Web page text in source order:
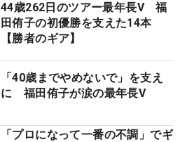
44歳262日のツアー最年長V 福
田侑子の初優勝を支えた14本
【勝者のギア】
「40歳までやめないで」を支え
に 福田侑子が涙の最年長V
「プロになって一番の不調」でギ